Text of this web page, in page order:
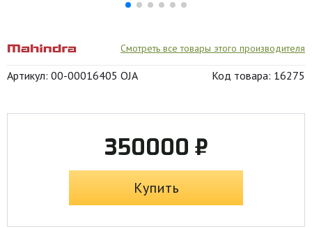
Смотреть все товары этого производителя
Артикул: 00-00016405 OJA Код товара: 16275
350000 ₽
Купить